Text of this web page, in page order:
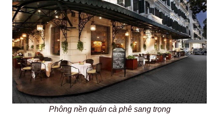
Phông nền quán cà phê sang trọng